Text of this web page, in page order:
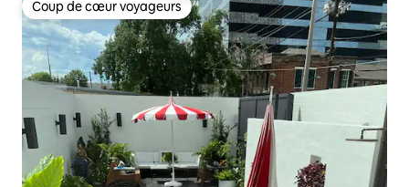
Coup de cœur voyageurs
Coup de cœur voyageurs